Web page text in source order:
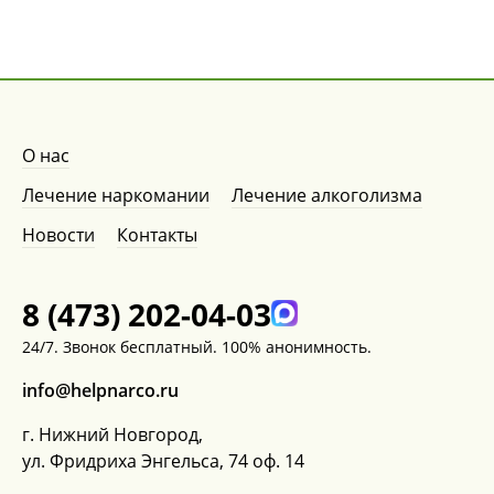
О нас
Лечение наркомании
Лечение алкоголизма
Новости
Контакты
8 (473) 202-04-03
24/7. Звонок бесплатный. 100% анонимность.
info@helpnarco.ru
г. Нижний Новгород,
ул. Фридриха Энгельса, 74 оф. 14